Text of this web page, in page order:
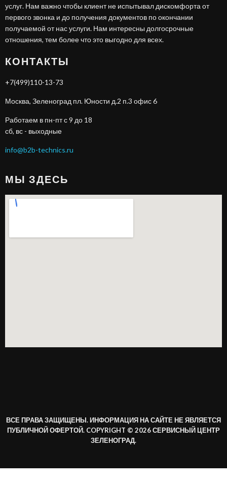
услуг. Нам важно чтобы клиент не испытывал дискомфорта от
первого звонка и до получения документов по окончании
получаемой от нас услуги. Нам интересны долгосрочные
отношения, тем более что это выгодно для всех.
КОНТАКТЫ
+7(499)110-13-73
Москва, Зеленоград пл. Юности д.2 п.3 офис 6
Работаем в пн-пт с 9 до 18
сб, вс - выходные
info@b2b-technics.ru
МЫ ЗДЕСЬ
ВСЕ ПРАВА ЗАЩИЩЕНЫ. ИНФОРМАЦИЯ НА САЙТЕ НЕ ЯВЛЯЕТСЯ
ПУБЛИЧНОЙ ОФЕРТОЙ. COPYRIGHT © 2026 СЕРВИСНЫЙ ЦЕНТР
ЗЕЛЕНОГРАД.